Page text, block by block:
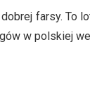
farsy. To
w polskiej